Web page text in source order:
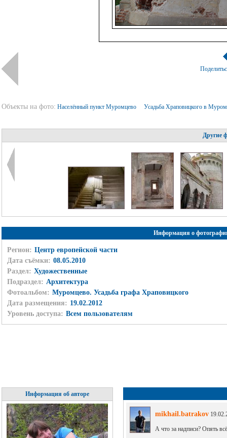
Объекты на фото: Населённый пункт Муромцево Усадьба Храповицкого в
Другие
Информация о
Регион: Центр европейской части
Дата съёмки: 08.05.2010
Раздел: Художественные
Подраздел: Архитектура
Фотоальбом: Муромцево. Усадьба графа Храповицкого
Дата размещения: 19.02.2012
Уровень доступа: Всем пользователям
Информация об авторе
mikhail.batrakov
А что за надписи? Опять